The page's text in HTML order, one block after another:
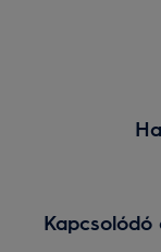
Kapcsolódó